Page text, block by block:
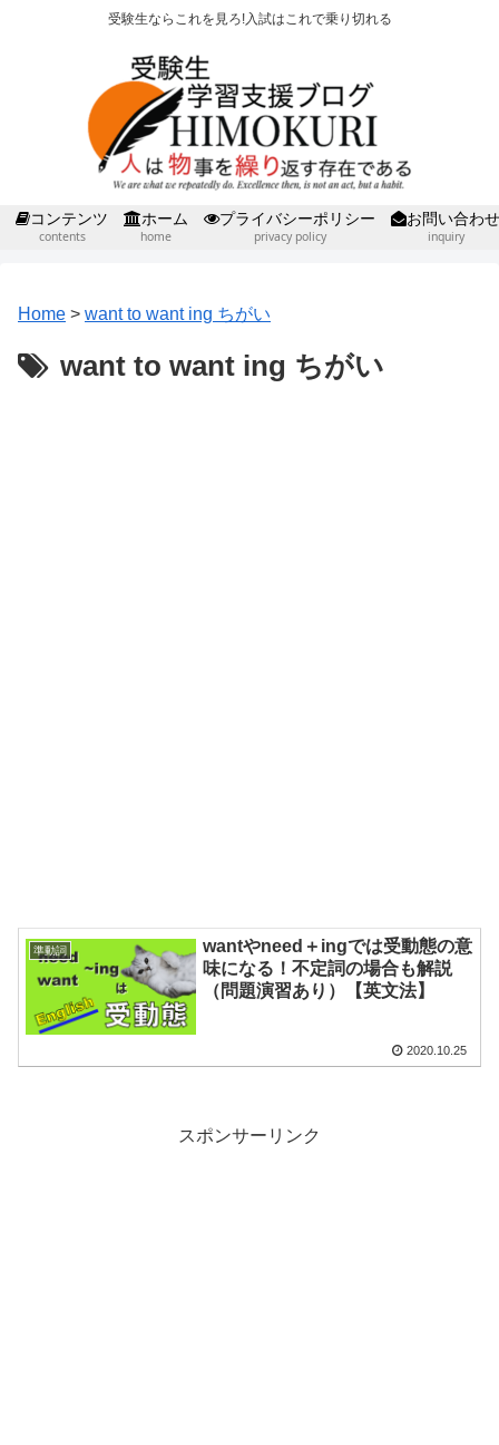
受験生ならこれを見ろ!入試はこれで乗り切れる
コンテンツ
contents
ホーム
home
プライバシーポリシー
privacy policy
お問い合わせ
inquiry
Home > want to want ing ちがい
want to want ing ちがい
準動詞
wantやneed＋ingでは受動態の意
味になる！不定詞の場合も解説
（問題演習あり）【英文法】
2020.10.25
スポンサーリンク